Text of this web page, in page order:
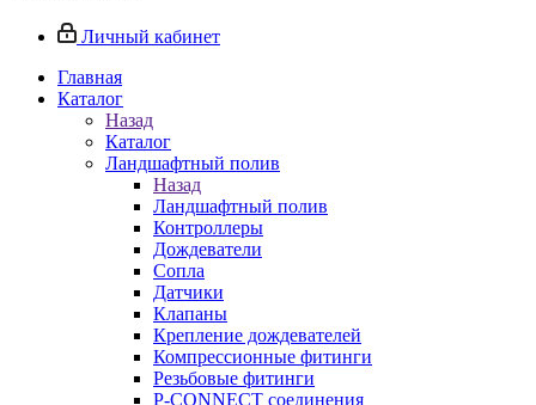
Личный кабинет
Главная
Каталог
Назад
Каталог
Ландшафтный полив
Назад
Ландшафтный полив
Контроллеры
Дождеватели
Сопла
Датчики
Клапаны
Крепление дождевателей
Компрессионные фитинги
Резьбовые фитинги
P-CONNECT соединения